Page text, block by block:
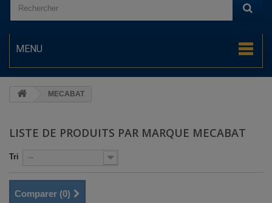
MENU
MECABAT
LISTE DE PRODUITS PAR MARQUE MECABAT
Tri --
Comparer (0)